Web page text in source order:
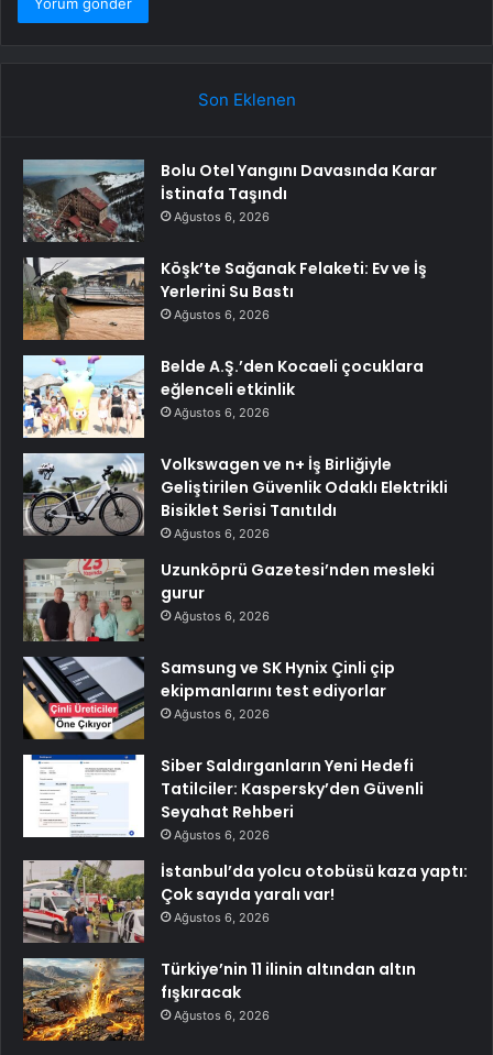
Son Eklenen
Bolu Otel Yangını Davasında Karar
İstinafa Taşındı
Ağustos 6, 2026
Köşk’te Sağanak Felaketi: Ev ve İş
Yerlerini Su Bastı
Ağustos 6, 2026
Belde A.Ş.’den Kocaeli çocuklara
eğlenceli etkinlik
Ağustos 6, 2026
Volkswagen ve n+ İş Birliğiyle
Geliştirilen Güvenlik Odaklı Elektrikli
Bisiklet Serisi Tanıtıldı
Ağustos 6, 2026
Uzunköprü Gazetesi’nden mesleki
gurur
Ağustos 6, 2026
Samsung ve SK Hynix Çinli çip
ekipmanlarını test ediyorlar
Ağustos 6, 2026
Siber Saldırganların Yeni Hedefi
Tatilciler: Kaspersky’den Güvenli
Seyahat Rehberi
Ağustos 6, 2026
İstanbul’da yolcu otobüsü kaza yaptı:
Çok sayıda yaralı var!
Ağustos 6, 2026
Türkiye’nin 11 ilinin altından altın
fışkıracak
Ağustos 6, 2026